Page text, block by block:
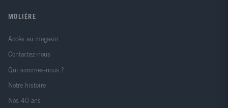
MOLIÈRE
Accès au magasin
Contactez-nous
Qui sommes-nous ?
Notre histoire
Nos 40 ans